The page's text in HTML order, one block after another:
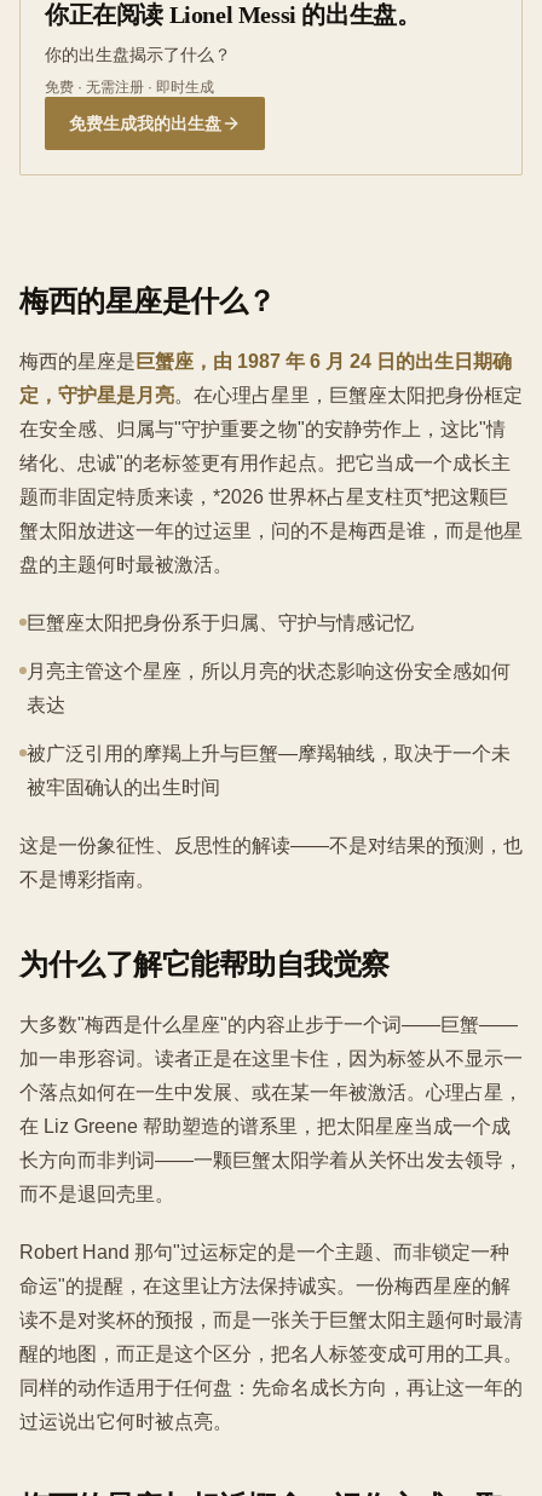
你正在阅读 Lionel Messi 的出生盘。
你的出生盘揭示了什么？
免费 · 无需注册 · 即时生成
免费生成我的出生盘
梅西的星座是什么？
梅西的星座是 巨蟹座，由 1987 年 6 月 24 日的出生日期确
定，守护星是月亮。在心理占星里，巨蟹座太阳把身份框定
在安全感、归属与"守护重要之物"的安静劳作上，这比"情
绪化、忠诚"的老标签更有用作起点。把它当成一个成长主
题而非固定特质来读，*2026 世界杯占星支柱页*把这颗巨
蟹太阳放进这一年的过运里，问的不是梅西是谁，而是他星
盘的主题何时最被激活。
巨蟹座太阳把身份系于归属、守护与情感记忆
月亮主管这个星座，所以月亮的状态影响这份安全感如何
表达
被广泛引用的摩羯上升与巨蟹—摩羯轴线，取决于一个未
被牢固确认的出生时间
这是一份象征性、反思性的解读——不是对结果的预测，也
不是博彩指南。
为什么了解它能帮助自我觉察
大多数"梅西是什么星座"的内容止步于一个词——巨蟹——
加一串形容词。读者正是在这里卡住，因为标签从不显示一
个落点如何在一生中发展、或在某一年被激活。心理占星，
在 Liz Greene 帮助塑造的谱系里，把太阳星座当成一个成
长方向而非判词——一颗巨蟹太阳学着从关怀出发去领导，
而不是退回壳里。
Robert Hand 那句"过运标定的是一个主题、而非锁定一种
命运"的提醒，在这里让方法保持诚实。一份梅西星座的解
读不是对奖杯的预报，而是一张关于巨蟹太阳主题何时最清
醒的地图，而正是这个区分，把名人标签变成可用的工具。
同样的动作适用于任何盘：先命名成长方向，再让这一年的
过运说出它何时被点亮。